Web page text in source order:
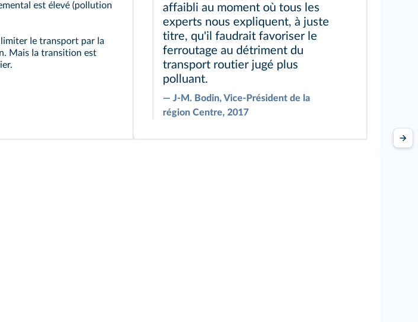
est élevé (pollution
le transport par la
Mais la transition est
affaibli au moment où tous les
experts nous expliquent, à juste
titre, qu'il faudrait favoriser le
ferroutage au détriment du
transport routier jugé plus
polluant.
― J‑M. Bodin, Vice‑Président de la
région Centre, 2017